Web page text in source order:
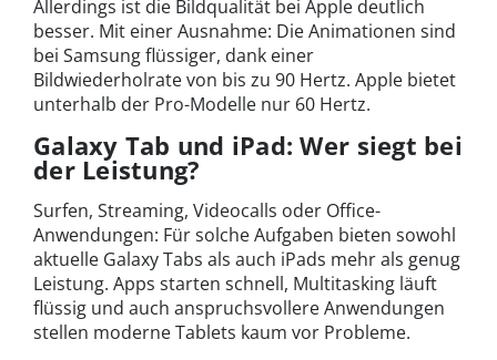
Allerdings ist die Bildqualität bei Apple deutlich
besser. Mit einer Ausnahme: Die Animationen sind
bei Samsung flüssiger, dank einer
Bildwiederholrate von bis zu 90 Hertz. Apple bietet
unterhalb der Pro-Modelle nur 60 Hertz.
Galaxy Tab und iPad: Wer siegt bei
der Leistung?
Surfen, Streaming, Videocalls oder Office-
Anwendungen: Für solche Aufgaben bieten sowohl
aktuelle Galaxy Tabs als auch iPads mehr als genug
Leistung. Apps starten schnell, Multitasking läuft
flüssig und auch anspruchsvollere Anwendungen
stellen moderne Tablets kaum vor Probleme.